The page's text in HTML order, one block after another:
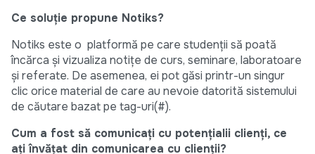
Ce soluție propune Notiks?
Notiks este o platformă pe care studenții să poată
încărca și vizualiza notițe de curs, seminare, laboratoare
și referate. De asemenea, ei pot găsi printr-un singur
clic orice material de care au nevoie datorită sistemului
de căutare bazat pe tag-uri(#).
Cum a fost să comunicați cu potențialii clienți, ce
ați învățat din comunicarea cu clienții?